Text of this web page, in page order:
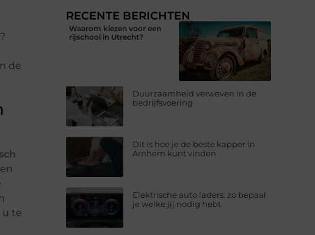
de
u te
RECENTE BERICHTEN
Waarom kiezen voor een
rijschool in Utrecht?
Duurzaamheid verweven in de
bedrijfsvoering
Dit is hoe je de beste kapper in
Arnhem kunt vinden
Elektrische auto laders: zo bepaal
je welke jij nodig hebt